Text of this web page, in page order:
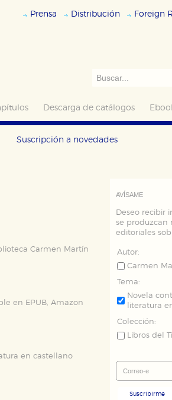
Prensa Distribución Foreign
Descarga de catálogos
Suscripción a novedades
Carmen Martín
en EPUB, Amazon
en castellano
AVÍSAME
Deseo recibir
se produzcan
editoriales
Autor:
Carmen
Tema:
Novela
literatura
Colección:
Libros del
Suscribirme